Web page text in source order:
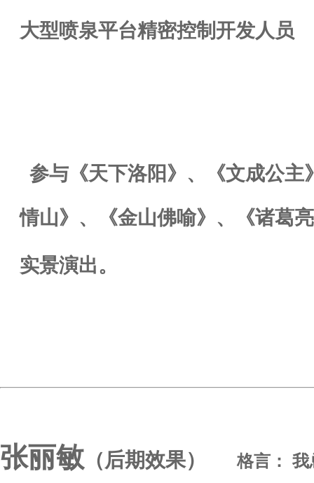
大型喷泉平台精密控制开发人员
参与《天下洛阳》、《文成公
情山》、《金山佛喻》、《诸葛
实景演出。
张丽敏 （后期效果） 格言： 我